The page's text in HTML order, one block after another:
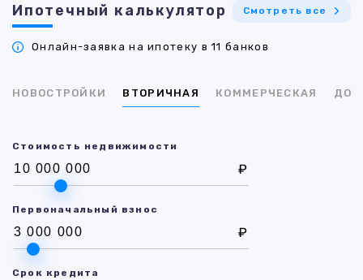
Ипотечный калькулятор Смотреть все
Онлайн-заявка на ипотеку в 11 банков
НОВОСТРОЙКИ ВТОРИЧНАЯ КОММЕРЧЕСКАЯ ДОМ
Стоимость недвижимости
₽
Первоначальный взнос
₽
Срок кредита